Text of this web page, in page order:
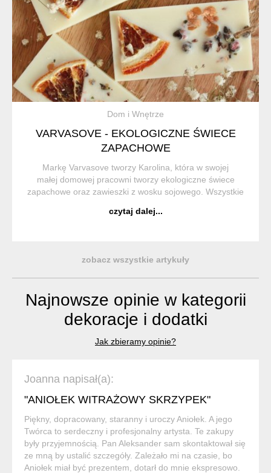
Dom i Wnętrze
VARVASOVE - EKOLOGICZNE ŚWIECE
ZAPACHOWE
Markę Varvasove tworzy Karolina, która w swojej
małej domowej pracowni tworzy ekologiczne świece
zapachowe oraz zawieszki z wosku sojowego. Wszystkie
starannie sprawdzany i pakowany, tak aby...
czytaj dalej...
zobacz wszystkie artykuły
Najnowsze opinie w kategorii
dekoracje i dodatki
Jak zbieramy opinie?
Joanna napisał(a):
"ANIOŁEK WITRAŻOWY SKRZYPEK"
Piękny, dopracowany, staranny i uroczy Aniołek. A jego
Twórca to serdeczny i profesjonalny artysta. Te zakupy
były przyjemnością. Pan Aleksander sam skontaktował się
ze mną by ustalić szczegóły. Zależało mi na czasie, bo
Aniołek miał być prezentem, dotarł do mnie ekspresowo.